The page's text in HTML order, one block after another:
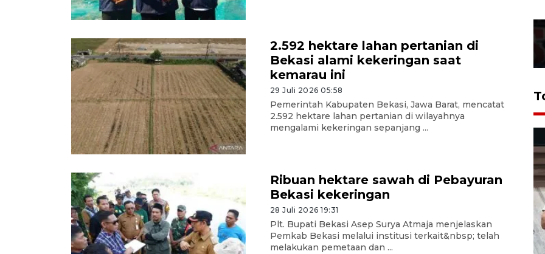
2.592 hektare lahan pertanian di
Bekasi alami kekeringan saat
kemarau ini
29 Juli 2026 05:58
Pemerintah Kabupaten Bekasi, Jawa Barat, mencatat
2.592 hektare lahan pertanian di wilayahnya
mengalami kekeringan sepanjang ...
Ribuan hektare sawah di Pebayuran
Bekasi kekeringan
28 Juli 2026 19:31
Plt. Bupati Bekasi Asep Surya Atmaja menjelaskan
Pemkab Bekasi melalui institusi terkait&nbsp; telah
melakukan pemetaan dan ...